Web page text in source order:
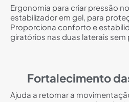
Ergonomia para criar pressão
estabilizador em gel, para
Proporciona conforto e
giratórios nas duas laterais sem
Fortalecimento
Ajuda a retomar a